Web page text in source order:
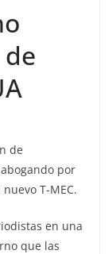
de
por
T-MEC.
en una
que las